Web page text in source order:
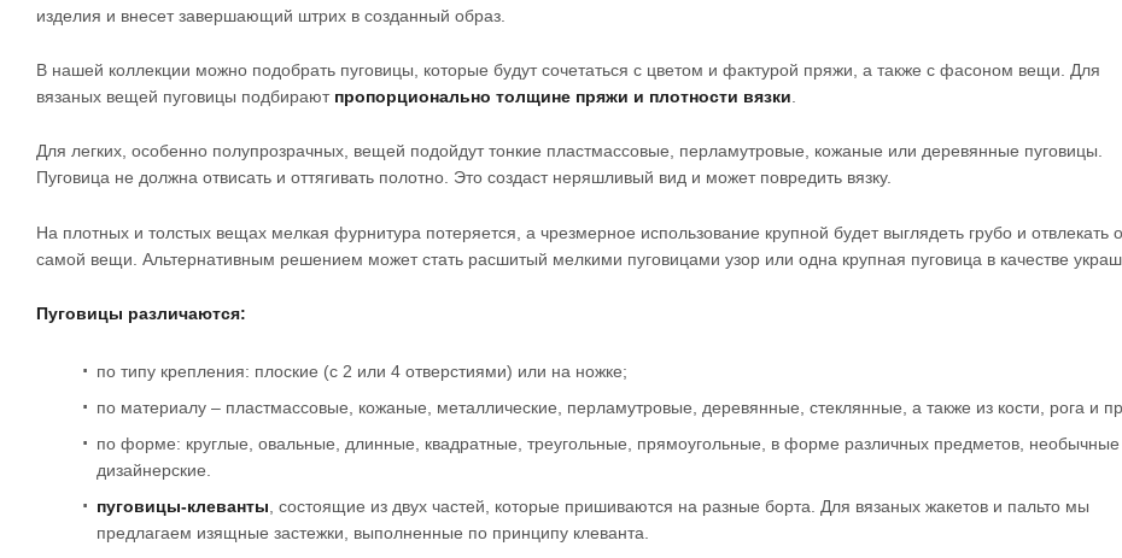
изделия и внесет завершающий штрих в созданный образ.
В нашей коллекции можно подобрать пуговицы, которые будут сочетаться с цветом и фактурой пряжи, а также с фасоном вещи. Для
вязаных вещей пуговицы подбирают пропорционально толщине пряжи и плотности вязки
Для легких, особенно полупрозрачных, вещей подойдут тонкие пластмассовые, перламутровые, кожаные или деревянные пуговицы.
Пуговица не должна отвисать и оттягивать полотно. Это создаст неряшливый вид и может повредить вязку.
На плотных и толстых вещах мелкая фурнитура потеряется, а чрезмерное использование крупной будет выглядеть грубо и отвлекать
самой вещи. Альтернативным решением может стать расшитый мелкими пуговицами узор или одна крупная пуговица в качестве
Пуговицы различаются:
по типу крепления: плоские (с 2 или 4 отверстиями) или на ножке;
по материалу – пластмассовые, кожаные, металлические, перламутровые, деревянные, стеклянные, а также из кости, рога и
по форме: круглые, овальные, длинные, квадратные, треугольные, прямоугольные, в форме различных предметов, необычные
дизайнерские.
пуговицы-клеванты , состоящие из двух частей, которые пришиваются на разные борта. Для вязаных жакетов и пальто мы
предлагаем изящные застежки, выполненные по принципу клеванта.